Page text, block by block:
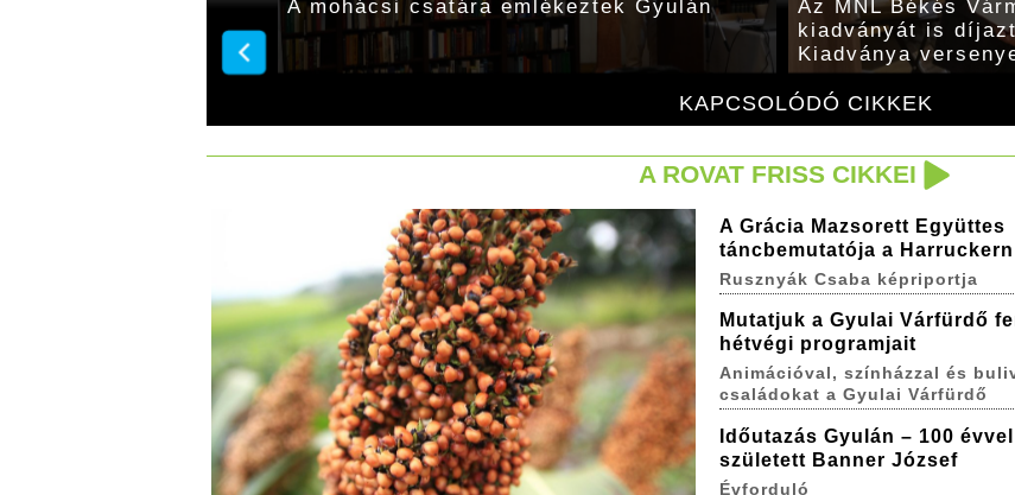
KAPCSOLÓDÓ CIKKEK
A mohácsi csatára emlékeztek Gyulán
Az MNL Békés
kiadványát is
Kiadványa
A ROVAT FRISS CIKKEI
A Grácia Mazsorett Együttes
táncbemutatója a
Rusznyák Csaba képriportja
Mutatjuk a Gyulai Várfürdő
hétvégi programjait
Animációval, színházzal és
családokat a Gyulai Várfürdő
Időutazás Gyulán – 100
született Banner József
Évforduló